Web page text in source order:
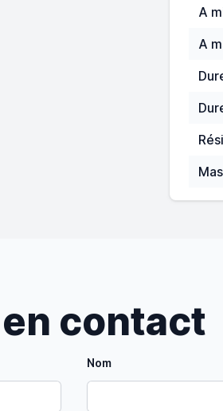
A
A
contact
Nom